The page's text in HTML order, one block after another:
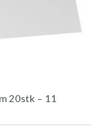
20stk – 11